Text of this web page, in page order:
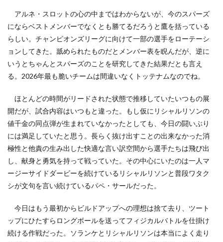
アルネ・スロットの心の中まではわからないが、今のスパーズ
にならベストメンバーでなくとも勝てるだろうと鷹を括っている
らしい。チャンピオンズリーグに向けて一部の選手をローテーシ
ョンしてきた。舐められたものだとメンバー表を睨んだが、逆に
いうとちゃんとスパーズのことを研究してきた結果だとも言え
る。2026年最も脆いチームは間違いなくトッテナムなのでね。
ほとんどの時間がリードされた状態で推移していたいつもの展
開だが、試合内容はいつもと違った。もし仮にリシャルリソンの
値千金の同点弾が生まれていなかったとしても、今日の闘いぶり
には満足していたと思う。長らく抜け出すことの出来なかった消
極性と他責の生み出した快適な言い訳空間から選手たちは飛び出
し、献身と勇気を持って戦っていた。その中心にいたのは一人マ
ージーサイドダービーを続けているリシャルリソンと普段ワタク
シが文句を言い続けているパペ・サールだった。
今日はもう最初からビルドアップへの理想は捨て去り、ツート
ップにひたすらロングボールを送ってフィジカルバトルを仕掛け
続ける作戦だった。ソランケとリシャルリソンは本当によく走り